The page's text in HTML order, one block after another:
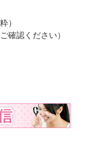
）
確認ください）